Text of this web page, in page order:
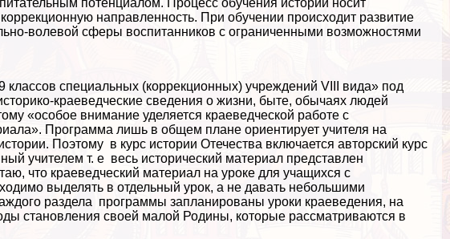
потенциалом. Процесс обучения истории носит
направленность. При обучении происходит развитие
волевой сферы воспитанников с ограниченными возможностями
специальных (коррекционных) учреждений VIII вида» под
краеведческие сведения о жизни, быте, обычаях людей
«особое внимание уделяется краеведческой работе с
Программа лишь в общем плане ориентирует учителя на
Поэтому в курс истории Отечества включается авторский курс
учителем т. е весь исторический материал представлен
что краеведческий материал на уроке для учащихся с
выделять в отдельный урок, а не давать небольшими
раздела программы запланированы уроки краеведения, на
становления своей малой Родины, которые рассматриваются в